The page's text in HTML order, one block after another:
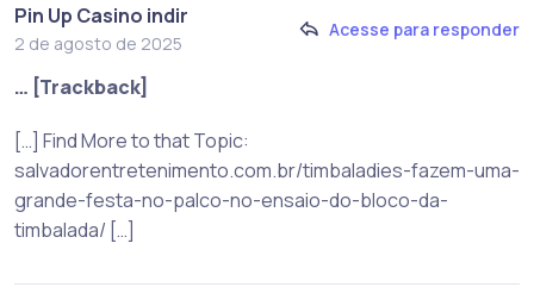
Pin Up Casino indir
2 de agosto de 2025
Acesse para responder
… [Trackback]
[…] Find More to that Topic:
salvadorentretenimento.com.br/timbaladies-fazem-uma-
grande-festa-no-palco-no-ensaio-do-bloco-da-
timbalada/ […]